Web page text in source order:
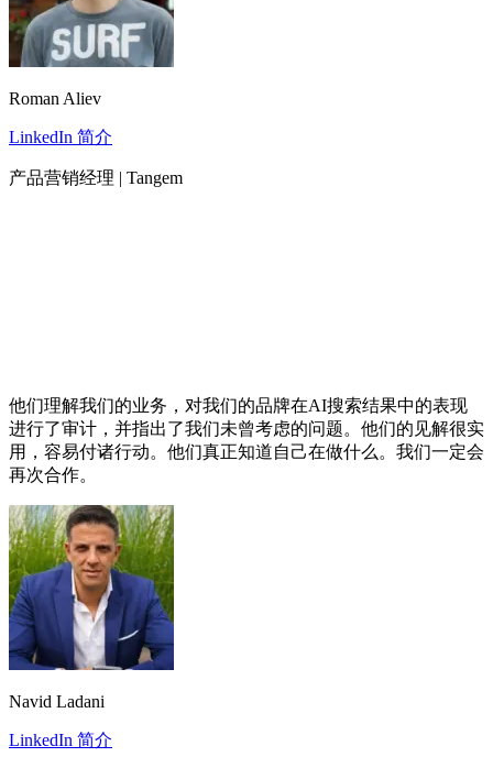
Roman Aliev
LinkedIn 简介
产品营销经理 | Tangem
他们理解我们的业务，对我们的品牌在AI搜索结果中的表现
进行了审计，并指出了我们未曾考虑的问题。他们的见解很实
用，容易付诸行动。他们真正知道自己在做什么。我们一定会
再次合作。
Navid Ladani
LinkedIn 简介